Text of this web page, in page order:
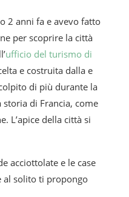
2 anni fa e avevo fatto
per scoprire la città
ufficio del turismo di
e costruita dalla e
di più durante la
di Francia, come
L’apice della città si
acciottolate e le case
al solito ti propongo